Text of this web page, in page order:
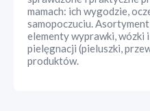
mamach: ich wygodzie,
samopoczuciu.
elementy wyprawki, wózki
pielęgnacji (pieluszki,
produktów.